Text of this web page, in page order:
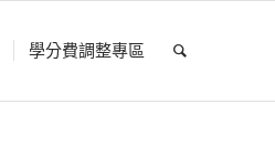
學分費調整專區